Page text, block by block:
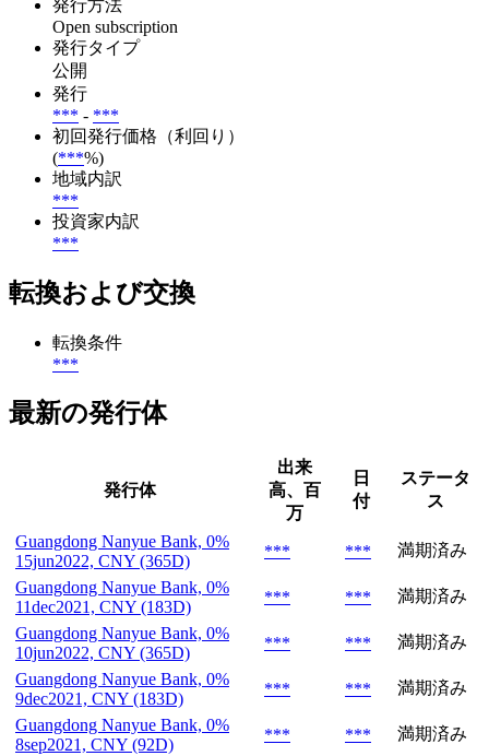
発行方法
Open subscription
発行タイプ
公開
発行
*** - ***
初回発行価格（利回り）
(***%)
地域内訳
***
投資家内訳
***
転換および交換
転換条件
***
最新の発行体
発行体
出来
高、百
万
日
付
ステータ
ス
Guangdong Nanyue Bank, 0%
15jun2022, CNY (365D)
*** ***
満期済み
Guangdong Nanyue Bank, 0%
11dec2021, CNY (183D)
*** ***
満期済み
Guangdong Nanyue Bank, 0%
10jun2022, CNY (365D)
*** ***
満期済み
Guangdong Nanyue Bank, 0%
9dec2021, CNY (183D)
*** ***
満期済み
Guangdong Nanyue Bank, 0%
8sep2021, CNY (92D)
*** ***
満期済み